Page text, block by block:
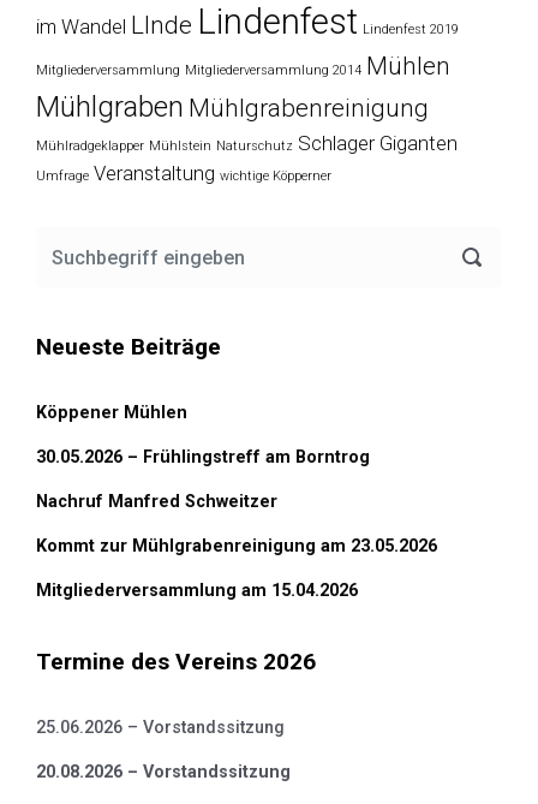
im Wandel LInde Lindenfest Lindenfest 2019
Mitgliederversammlung Mitgliederversammlung 2014 Mühlen
Mühlgraben Mühlgrabenreinigung
Mühlradgeklapper Mühlstein Naturschutz Schlager Giganten
Umfrage Veranstaltung wichtige Köpperner
Neueste Beiträge
Köppener Mühlen
30.05.2026 – Frühlingstreff am Borntrog
Nachruf Manfred Schweitzer
Kommt zur Mühlgrabenreinigung am 23.05.2026
Mitgliederversammlung am 15.04.2026
Termine des Vereins 2026
25.06.2026 – Vorstandssitzung
20.08.2026 – Vorstandssitzung